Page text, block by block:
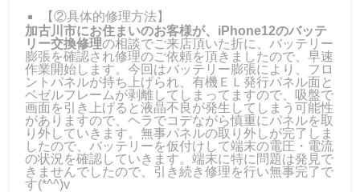
【②具体的修理方法】
加古川市にお住まいのお客様が、iPhone12のバッテ
リー交換修理の相談でご来店頂いた折に、バッテリー
膨張を確認され修理のご依頼を頂きましたので、早速
作業開始します。今回はバッテリー膨張により、フロ
ントパネルが持ち上げられ、有機ＥＬ発行パネル面と
ベゼルフレームが剥離してしまってますので、吸盤で
画面を引き上げると液晶不良が発生してしまう可能性
がありますので、ヘラでコデながら慎重にパネルを取
り外していきます。無事パネルの取り外しが完了しま
したので、バッテリーを仮付けして端末の電圧・電流
の状況を確認していきます。端末に特に問題は発見で
きませんでしたので、引き続き修理を行い無事完了で
す(*^^)v